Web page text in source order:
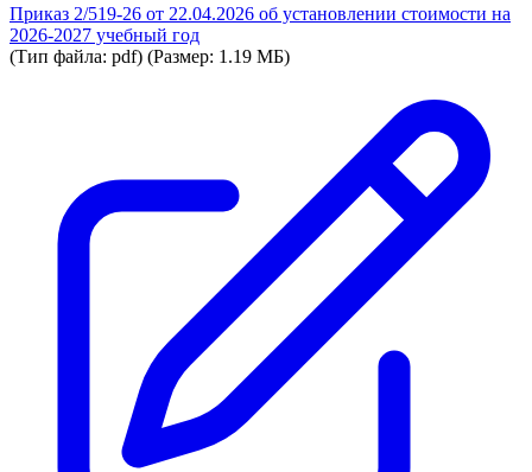
Приказ 2/519-26 от 22.04.2026 об установлении стоимости на
2026-2027 учебный год
(Тип файла: pdf) (Размер: 1.19 МБ)